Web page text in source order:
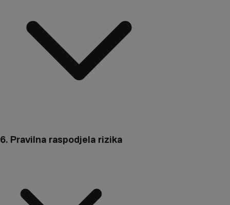
6. Pravilna raspodjela rizika